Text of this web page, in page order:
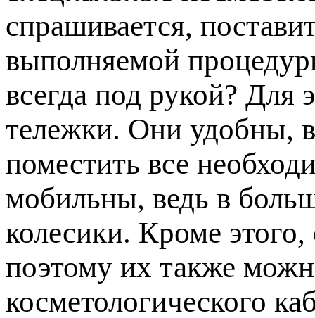
спрашивается,
выполняемой
всегда под рукой? Для
тележки. Они удобны,
поместить все
мобильны, ведь в
колесики. Кроме
поэтому их также
косметологического